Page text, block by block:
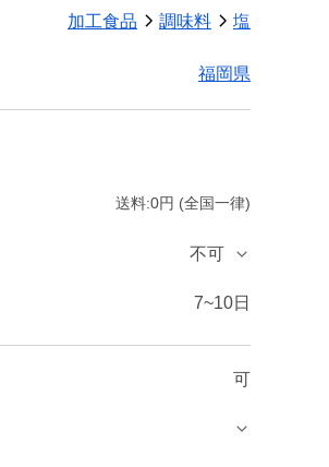
加工食品 調味料 塩
福岡県
送料:0円 (全国一律)
不可
7~10日
可